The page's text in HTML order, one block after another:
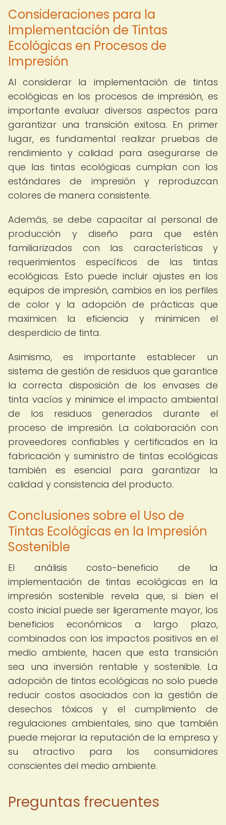
Consideraciones para la
Implementación de Tintas
Ecológicas en Procesos de
Impresión
Al considerar la implementación de tintas
ecológicas en los procesos de impresión, es
importante evaluar diversos aspectos para
garantizar una transición exitosa. En primer
lugar, es fundamental realizar pruebas de
rendimiento y calidad para asegurarse de
que las tintas ecológicas cumplan con los
estándares de impresión y reproduzcan
colores de manera consistente.
Además, se debe capacitar al personal de
producción y diseño para que estén
familiarizados con las características y
requerimientos específicos de las tintas
ecológicas. Esto puede incluir ajustes en los
equipos de impresión, cambios en los perfiles
de color y la adopción de prácticas que
maximicen la eficiencia y minimicen el
desperdicio de tinta.
Asimismo, es importante establecer un
sistema de gestión de residuos que garantice
la correcta disposición de los envases de
tinta vacíos y minimice el impacto ambiental
de los residuos generados durante el
proceso de impresión. La colaboración con
proveedores confiables y certificados en la
fabricación y suministro de tintas ecológicas
también es esencial para garantizar la
calidad y consistencia del producto.
Conclusiones sobre el Uso de
Tintas Ecológicas en la Impresión
Sostenible
El análisis costo-beneficio de la
implementación de tintas ecológicas en la
impresión sostenible revela que, si bien el
costo inicial puede ser ligeramente mayor, los
beneficios económicos a largo plazo,
combinados con los impactos positivos en el
medio ambiente, hacen que esta transición
sea una inversión rentable y sostenible. La
adopción de tintas ecológicas no solo puede
reducir costos asociados con la gestión de
desechos tóxicos y el cumplimiento de
regulaciones ambientales, sino que también
puede mejorar la reputación de la empresa y
su atractivo para los consumidores
conscientes del medio ambiente.
Preguntas frecuentes